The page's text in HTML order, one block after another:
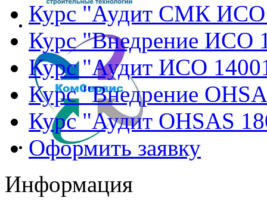
Курс "Аудит СМК ИСО
Курс "Внедрение ИСО
Курс "Аудит ИСО
Курс "Внедрение
Курс "Аудит OHSAS
Оформить заявку
Информация